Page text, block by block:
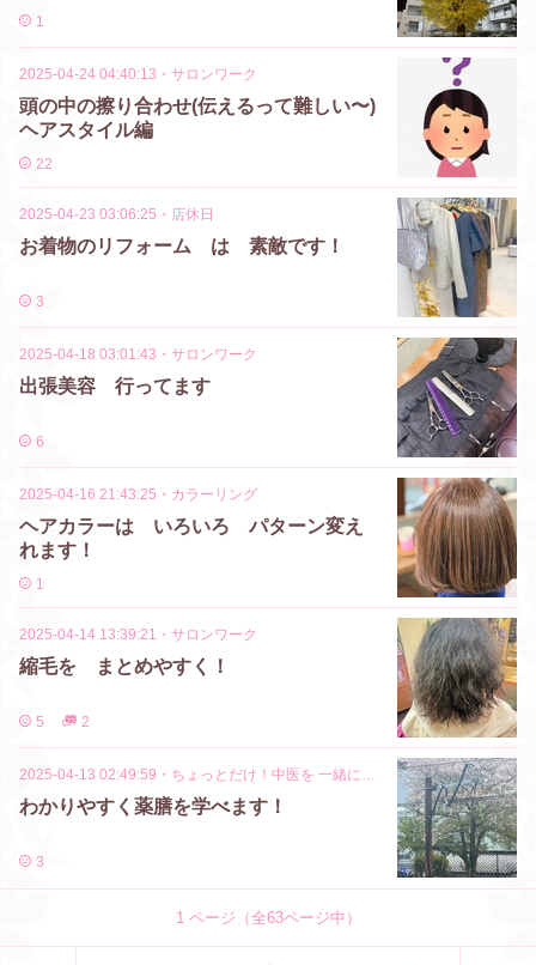
1
2025-04-24 04:40:13 ・ サロンワーク
頭の中の擦り合わせ(伝えるって難しい〜)
ヘアスタイル編
22
2025-04-23 03:06:25 ・ 店休日
お着物のリフォーム は 素敵です！
3
2025-04-18 03:01:43 ・ サロンワーク
出張美容 行ってます
6
2025-04-16 21:43:25 ・ カラーリング
ヘアカラーは いろいろ パターン変え
れます！
1
2025-04-14 13:39:21 ・ サロンワーク
縮毛を まとめやすく！
5 2
2025-04-13 02:49:59 ・ ちょっとだけ！中医を 一緒に学びましょ！
わかりやすく薬膳を学べます！
3
1ページ（全63ページ中）